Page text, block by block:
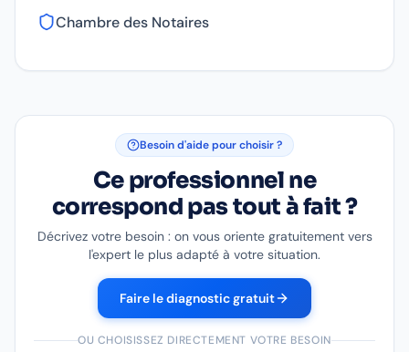
Chambre des Notaires
Besoin d'aide pour choisir ?
Ce professionnel ne
correspond pas tout à fait ?
Décrivez votre besoin : on vous oriente gratuitement vers
l'expert le plus adapté à votre situation.
Faire le diagnostic gratuit
OU CHOISISSEZ DIRECTEMENT VOTRE BESOIN